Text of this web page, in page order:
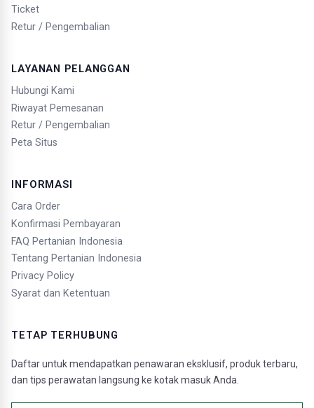
Ticket
Retur / Pengembalian
LAYANAN PELANGGAN
Hubungi Kami
Riwayat Pemesanan
Retur / Pengembalian
Peta Situs
INFORMASI
Cara Order
Konfirmasi Pembayaran
FAQ Pertanian Indonesia
Tentang Pertanian Indonesia
Privacy Policy
Syarat dan Ketentuan
TETAP TERHUBUNG
Daftar untuk mendapatkan penawaran eksklusif, produk terbaru,
dan tips perawatan langsung ke kotak masuk Anda.